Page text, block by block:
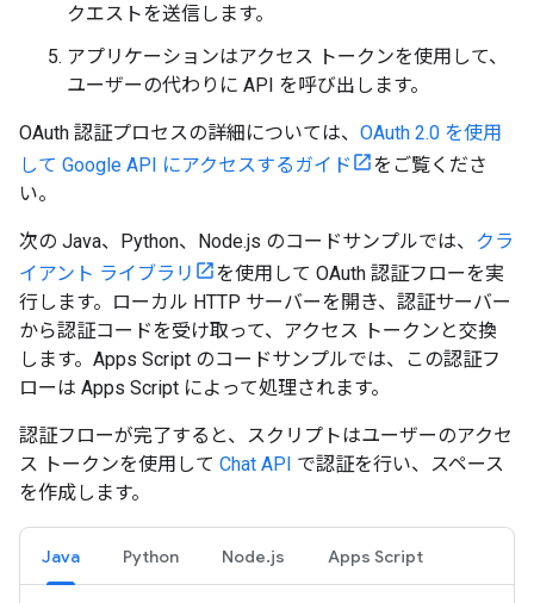
クエストを送信します。
アプリケーションはアクセス トークンを使用して、
ユーザーの代わりに API を呼び出します。
OAuth 認証プロセスの詳細については、 OAuth 2.0 を使用
して Google API にアクセスするガイド
をご覧くださ
い。
次の Java、Python、Node.js のコードサンプルでは、 クラ
イアント ライブラリ
を使用して OAuth 認証フローを実
行します。ローカル HTTP サーバーを開き、認証サーバー
から認証コードを受け取って、アクセス トークンと交換
します。Apps Script のコードサンプルでは、この認証フ
ローは Apps Script によって処理されます。
認証フローが完了すると、スクリプトはユーザーのアクセ
ス トークンを使用して Chat API で認証を行い、スペース
を作成します。
Java Python Node.js Apps Script